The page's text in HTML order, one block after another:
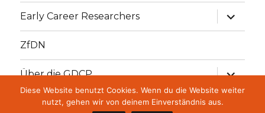
Early Career Researchers
öffnen
ZfDN
Über die GDCP
GDCP Stiftung
öffnen
Diese Website benutzt Cookies. Wenn du die Website weiter
nutzt, gehen wir von deinem Einverständnis aus.